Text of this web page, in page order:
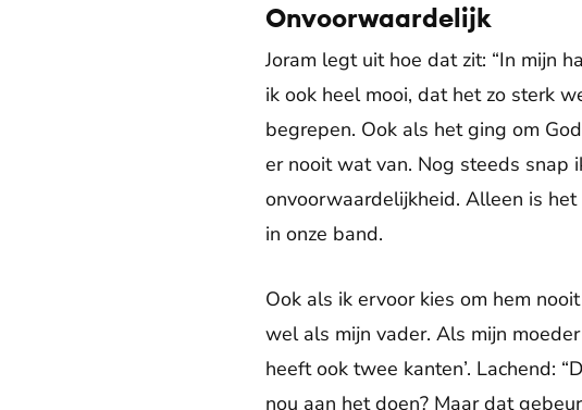
Onvoorwaardelijk
Joram legt uit hoe dat zit: “In mijn
ik ook heel mooi, dat het zo sterk
begrepen. Ook als het ging om
er nooit wat van. Nog steeds snap
onvoorwaardelijkheid. Alleen is
in onze band.
Ook als ik ervoor kies om hem
wel als mijn vader. Als mijn
heeft ook twee kanten’. Lachend:
nou aan het doen? Maar dat